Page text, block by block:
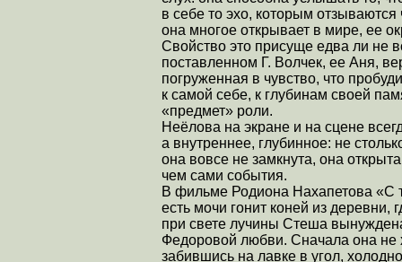
в себе то эхо, которым
она многое открывает в мире, ее
Свойство это присуще едва ли не
поставленном Г. Волчек, ее Аня,
погруженная в чувство, что
к самой себе, к глубинам своей
«предмет» роли.
Неёлова на экране и на сцене
а внутреннее, глубинное: не
она вовсе не замкнута, она
чем сами события.
В фильме Родиона Нахапетова «С
есть мочи гонит коней из деревни,
при свете лучины Стеша
Федоровой любви. Сначала она не
забившись на лавке в угол,